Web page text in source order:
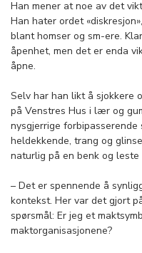
Han mener at noe av det
Han hater ordet
blant homser og sm-ere.
åpenhet, men det er enda
åpne.
Selv har han likt å sjokkere
på Venstres Hus i lær og
nysgjerrige
heldekkende, trang og
naturlig på en benk og leste
– Det er spennende å
kontekst. Her var det gjort
spørsmål: Er jeg et
maktorganisasjonene?